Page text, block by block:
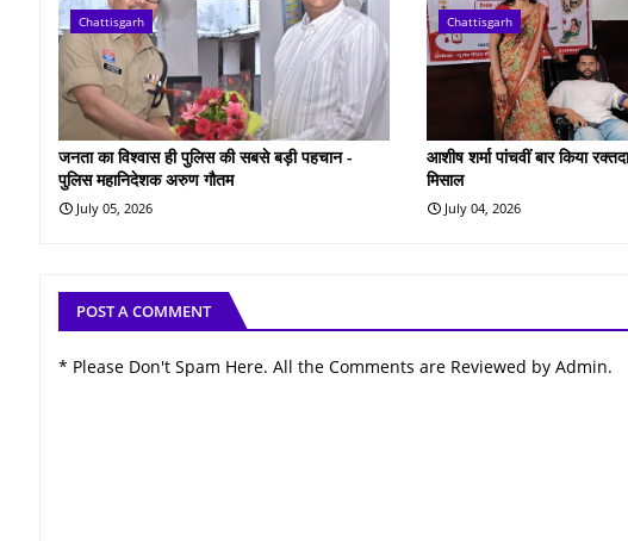
Chattisgarh
जनता का विश्वास ही पुलिस की सबसे बड़ी पहचान -
पुलिस महानिदेशक अरुण गौतम
July 05, 2026
Chattisgarh
आशीष शर्मा पांचवीं बार किया
मिसाल
July 04, 2026
POST A COMMENT
* Please Don't Spam Here. All the Comments are Reviewed by Admin.